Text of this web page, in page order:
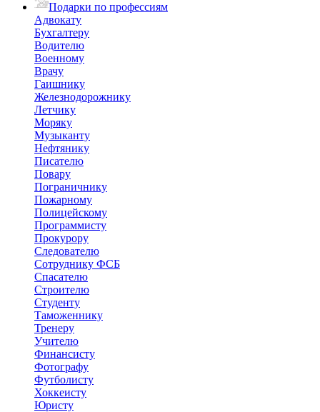
Подарки по профессиям
Адвокату
Бухгалтеру
Водителю
Военному
Врачу
Гаишнику
Железнодорожнику
Летчику
Моряку
Музыканту
Нефтянику
Писателю
Повару
Пограничнику
Пожарному
Полицейскому
Программисту
Прокурору
Следователю
Сотруднику ФСБ
Спасателю
Строителю
Студенту
Таможеннику
Тренеру
Учителю
Финансисту
Фотографу
Футболисту
Хоккеисту
Юристу